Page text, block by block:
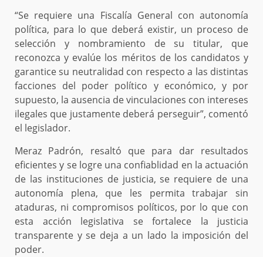
“Se requiere una Fiscalía General con autonomía
política, para lo que deberá existir, un proceso de
selección y nombramiento de su titular, que
reconozca y evalúe los méritos de los candidatos y
garantice su neutralidad con respecto a las distintas
facciones del poder político y económico, y por
supuesto, la ausencia de vinculaciones con intereses
ilegales que justamente deberá perseguir”, comentó
el legislador.
Meraz Padrón, resaltó que para dar resultados
eficientes y se logre una confiablidad en la actuación
de las instituciones de justicia, se requiere de una
autonomía plena, que les permita trabajar sin
ataduras, ni compromisos políticos, por lo que con
esta acción legislativa se fortalece la justicia
transparente y se deja a un lado la imposición del
poder.